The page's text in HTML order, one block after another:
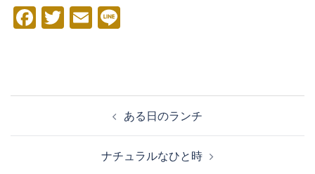
Facebook
Twitter
Email
ある日のランチ
ナチュラルなひと時